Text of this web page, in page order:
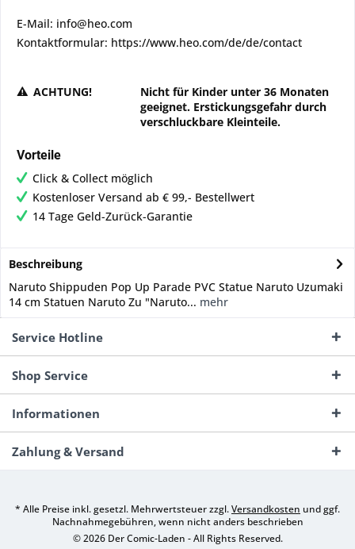
E-Mail: info@heo.com
Kontaktformular: https://www.heo.com/de/de/contact
ACHTUNG!
Nicht für Kinder unter 36 Monaten
geeignet. Erstickungsgefahr durch
verschluckbare Kleinteile.
Vorteile
Click & Collect möglich
Kostenloser Versand ab € 99,- Bestellwert
14 Tage Geld-Zurück-Garantie
Beschreibung
Naruto Shippuden Pop Up Parade PVC Statue Naruto Uzumaki
14 cm Statuen Naruto Zu "Naruto... mehr
Service Hotline
Shop Service
Informationen
Zahlung & Versand
* Alle Preise inkl. gesetzl. Mehrwertsteuer zzgl.Versandkosten und ggf.
Nachnahmegebühren, wenn nicht anders beschrieben
© 2026 Der Comic-Laden - All Rights Reserved.